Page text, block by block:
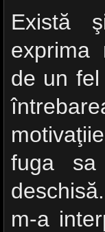
Există
exprima
de un
fuga sa
m-a